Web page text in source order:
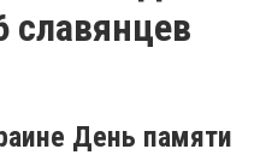
славянцев
День памяти